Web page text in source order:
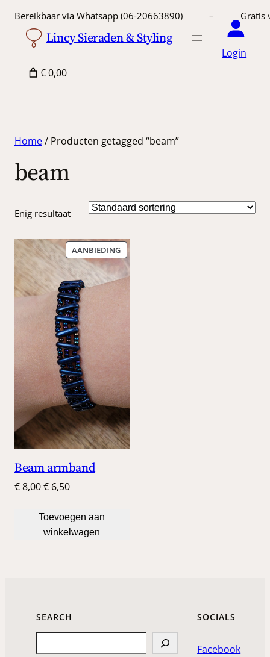
Bereikbaar via Whatsapp (06-20663890) –
Lincy Sieraden & Styling
Login
€ 0,00
Home/ Producten getagged “beam”
beam
Enig resultaat
AANBIEDINGPRODUCT
IN
DE
Beam armband
€8,00Oorspronkelijke
was:
€ 8,00.
€ 6,50Huidige
is:
€ 6,50.
Toevoegen aan
winkelwagen
SEARCH SOCIALS
Facebook